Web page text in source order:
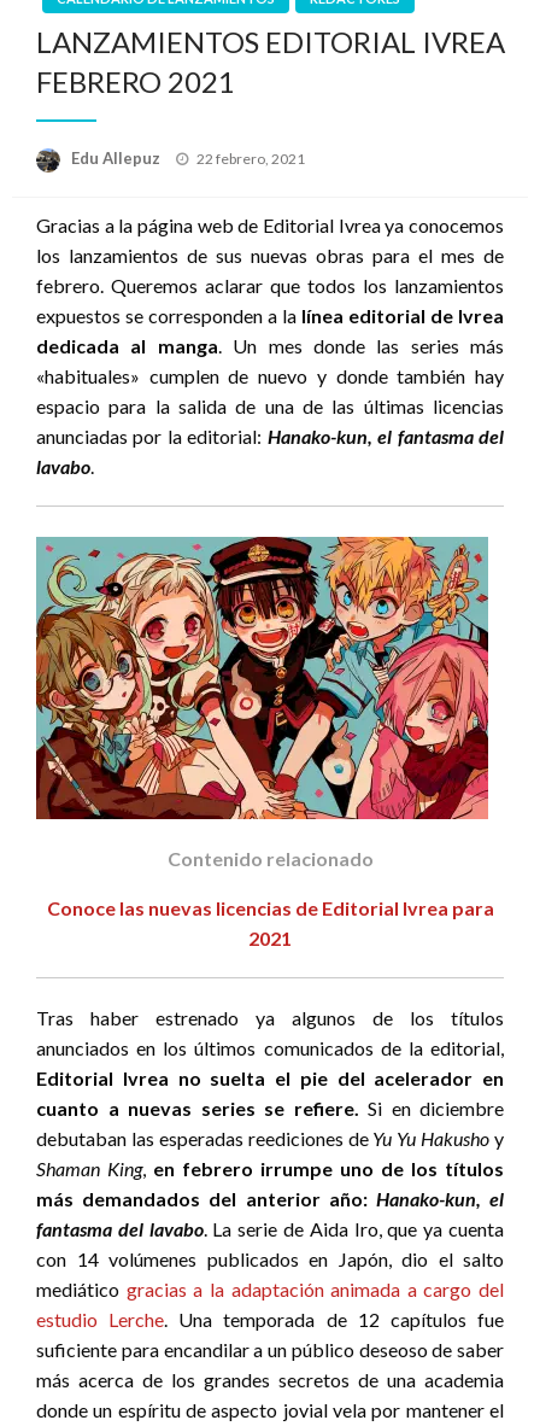
LANZAMIENTOS EDITORIAL IVREA
FEBRERO 2021
Edu Allepuz
Publicado
22 febrero, 2021
Gracias a la página web de Editorial Ivrea ya conocemos
los lanzamientos de sus nuevas obras para el mes de
febrero. Queremos aclarar que todos los lanzamientos
expuestos se corresponden a la línea editorial de Ivrea
dedicada al manga. Un mes donde las series más
«habituales» cumplen de nuevo y donde también hay
espacio para la salida de una de las últimas licencias
anunciadas por la editorial: Hanako-kun, el fantasma del
lavabo.
Contenido relacionado
Conoce las nuevas licencias de Editorial Ivrea para
2021
Tras haber estrenado ya algunos de los títulos
anunciados en los últimos comunicados de la editorial,
Editorial Ivrea no suelta el pie del acelerador en
cuanto a nuevas series se refiere. Si en diciembre
debutaban las esperadas reediciones de Yu Yu Hakusho y
Shaman King, en febrero irrumpe uno de los títulos
más demandados del anterior año: Hanako-kun, el
fantasma del lavabo. La serie de Aida Iro, que ya cuenta
con 14 volúmenes publicados en Japón, dio el salto
mediático gracias a la adaptación animada a cargo del
estudio Lerche. Una temporada de 12 capítulos fue
suficiente para encandilar a un público deseoso de saber
más acerca de los grandes secretos de una academia
donde un espíritu de aspecto jovial vela por mantener el